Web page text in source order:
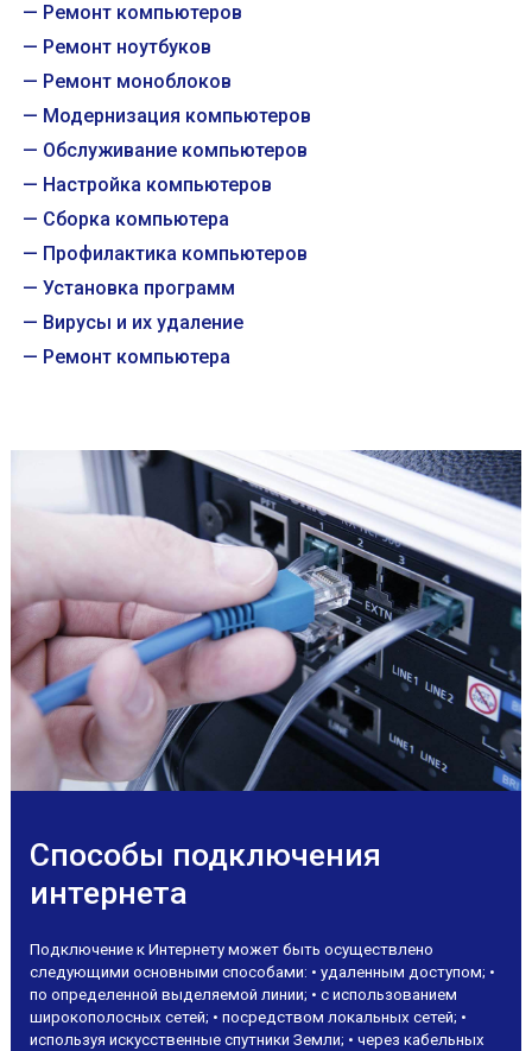
Ремонт компьютеров
Ремонт ноутбуков
Ремонт моноблоков
Модернизация компьютеров
Обслуживание компьютеров
Настройка компьютеров
Сборка компьютера
Профилактика компьютеров
Установка программ
Вирусы и их удаление
Ремонт компьютера
Способы подключения
интернета
Подключение к Интернету может быть осуществлено
следующими основными способами: • удаленным доступом; •
по определенной выделяемой линии; • с использованием
широкополосных сетей; • посредством локальных сетей; •
используя искусственные спутники Земли; • через кабельных